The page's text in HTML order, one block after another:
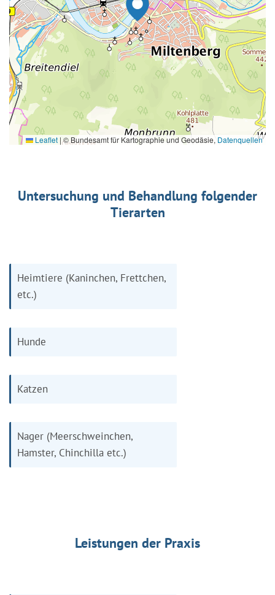
Leaflet |© Bundesamt für Kartographie und Geodäsie, Datenquellen
Untersuchung und Behandlung folgender
Tierarten
Heimtiere (Kaninchen, Frettchen,
etc.)
Hunde
Katzen
Nager (Meerschweinchen,
Hamster, Chinchilla etc.)
Leistungen der Praxis